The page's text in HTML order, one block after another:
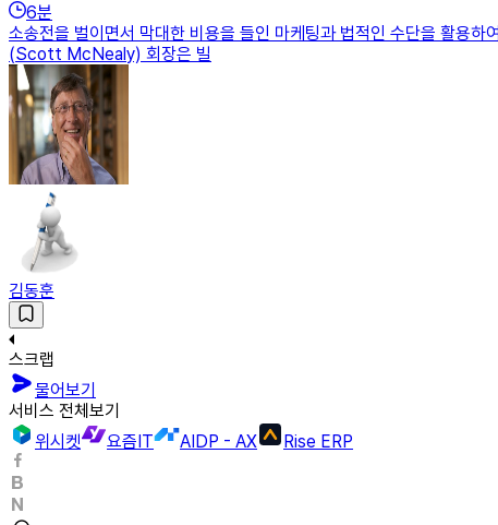
6분
소송전을 벌이면서 막대한 비용을 들인 마케팅과 법적인 수단을 활용
(Scott McNealy) 회장은 빌
김동훈
스크랩
물어보기
서비스 전체보기
위시켓
요즘IT AIDP - AX Rise ERP